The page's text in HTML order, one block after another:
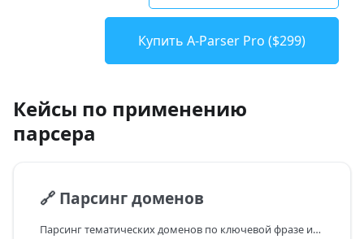
Купить A-Parser Pro ($299)
Кейсы по применению
парсера
🔗 Парсинг доменов
Парсинг тематических доменов по ключевой фразе из Google и получение различных параметров по доменам